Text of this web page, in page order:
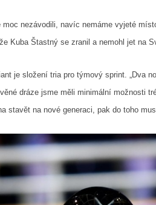
moc nezávodili, navíc nemáme vyjeté
Kuba Štastný se zranil a nemohl jet na
je složení tria pro týmový sprint. „Dva
dráze jsme měli minimální možnosti
stavět na nové generaci, pak do toho